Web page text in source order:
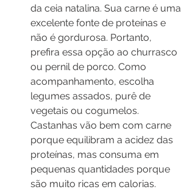
da ceia natalina. Sua carne é uma
excelente fonte de proteínas e
não é gordurosa. Portanto,
prefira essa opção ao churrasco
ou pernil de porco. Como
acompanhamento, escolha
legumes assados, purê de
vegetais ou cogumelos.
Castanhas vão bem com carne
porque equilibram a acidez das
proteínas, mas consuma em
pequenas quantidades porque
são muito ricas em calorias.